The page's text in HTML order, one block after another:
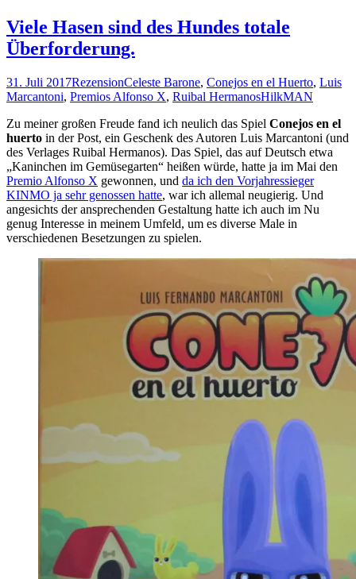
Viele Hasen sind des Hundes totale
Überforderung.
31. Juli 2017RezensionCeleste Barone, Conejos en el Huerto, Luis
Marcantoni, Premios Alfonso X, Ruibal HermanosHilkMAN
Zu meiner großen Freude fand ich neulich das Spiel Conejos en el
huerto in der Post, ein Geschenk des Autoren Luis Marcantoni (und
des Verlages Ruibal Hermanos). Das Spiel, das auf Deutsch etwa
„Kaninchen im Gemüsegarten“ heißen würde, hatte ja im Mai den
Premio Alfonso X gewonnen, und da ich den Vorjahressieger
KINMO ja sehr genossen hatte, war ich allemal neugierig. Und
angesichts der ansprechenden Gestaltung hatte ich auch im Nu
genug Interesse in meinem Umfeld, um es diverse Male in
verschiedenen Besetzungen zu spielen.